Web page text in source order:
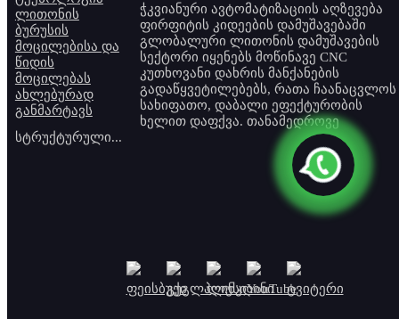
ჭკვიანური ავტომატიზაციის აღზევება
ფირფიტის კიდეების დამუშავებაში
გლობალური ლითონის დამუშავების
სექტორი იყენებს მოწინავე CNC
კუთხოვანი დახრის მანქანების
გადაწყვეტილებებს, რათა ჩაანაცვლოს
სახიფათო, დაბალი ეფექტურობის
ხელით დაფქვა. თანამედროვე
სტრუქტურული...